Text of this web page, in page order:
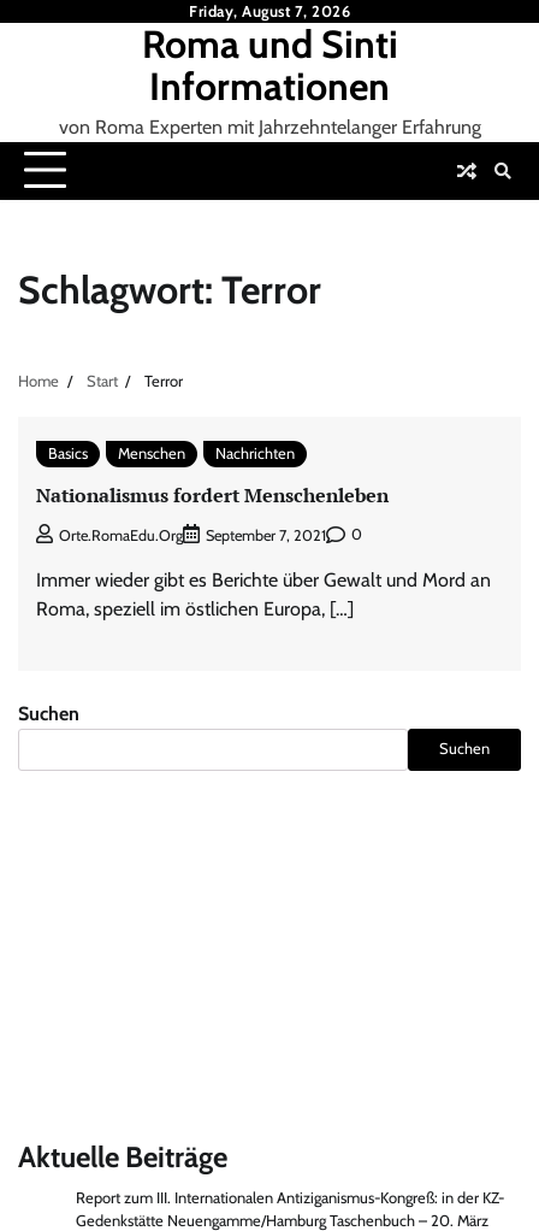
Friday, August 7, 2026
Roma und Sinti
Informationen
von Roma Experten mit Jahrzehntelanger Erfahrung
Schlagwort: Terror
Home Start Terror
Basics Menschen Nachrichten
Nationalismus fordert Menschenleben
Orte.RomaEdu.org September 7, 2021 0
Immer wieder gibt es Berichte über Gewalt und Mord an
Roma, speziell im östlichen Europa, […]
Suchen
Suchen
Aktuelle Beiträge
Report zum III. Internationalen Antiziganismus-Kongreß: in der KZ-
Gedenkstätte Neuengamme/Hamburg Taschenbuch – 20. März